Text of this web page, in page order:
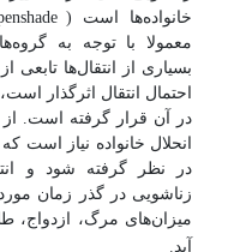
خانواده‌ها است (
معمولا با توجه به
بسیاری از انتقال‌ها
احتمال انتقال اثرگذار
در آن قرار گرفته است. از
انحلال خانواده نیاز
در نظر گرفته شود و
زناشویی در گذر زمان
میزان‌های مرگ، ازدواج،
آید.